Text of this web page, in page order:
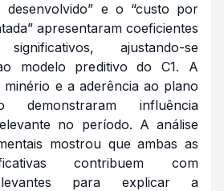
desenvolvido” e o “custo por
apresentaram coeficientes
significativos, ajustando-se
modelo preditivo do C1. A
e a aderência ao plano
influência
no período. A análise
mostrou que ambas as
contribuem com
para explicar a